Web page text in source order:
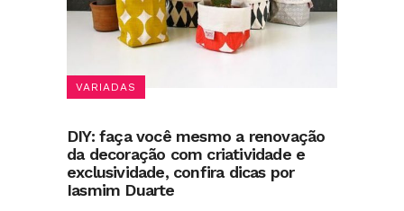
VARIADAS
DIY: faça você mesmo a renovação
da decoração com criatividade e
exclusividade, confira dicas por
Iasmim Duarte